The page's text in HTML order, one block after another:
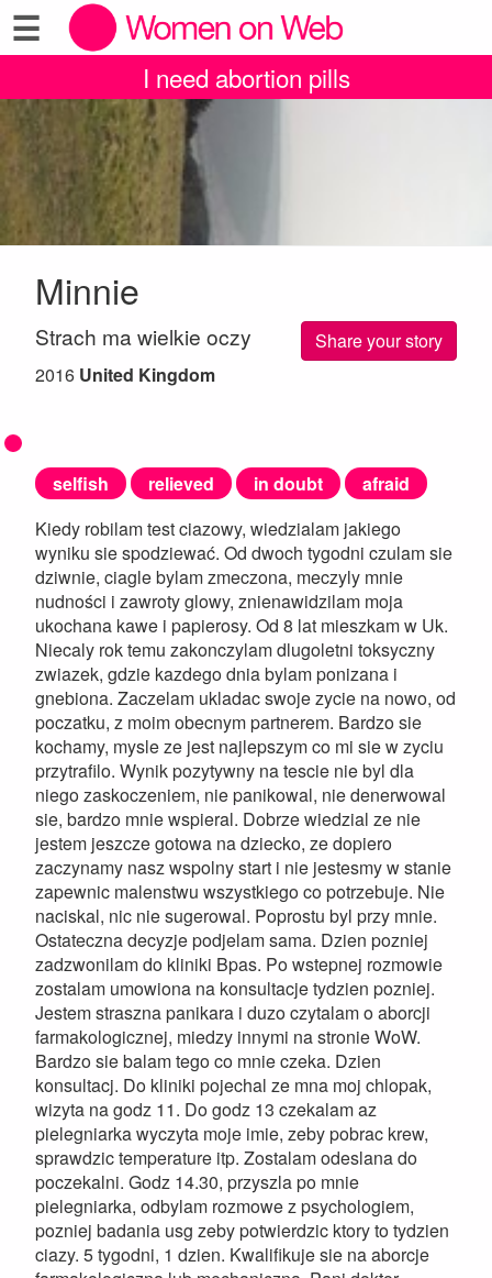
☰
I need abortion pills
Minnie
Share your story
Strach ma wielkie oczy
2016 United Kingdom
selfish relieved in doubt
afraid
Kiedy robilam test ciazowy, wiedzialam jakiego
wyniku sie spodziewać. Od dwoch tygodni czulam sie
dziwnie, ciagle bylam zmeczona, meczyly mnie
nudności i zawroty glowy, znienawidzilam moja
ukochana kawe i papierosy. Od 8 lat mieszkam w Uk.
Niecaly rok temu zakonczylam dlugoletni toksyczny
zwiazek, gdzie kazdego dnia bylam ponizana i
gnebiona. Zaczelam ukladac swoje zycie na nowo, od
poczatku, z moim obecnym partnerem. Bardzo sie
kochamy, mysle ze jest najlepszym co mi sie w zyciu
przytrafilo. Wynik pozytywny na tescie nie byl dla
niego zaskoczeniem, nie panikowal, nie denerwowal
sie, bardzo mnie wspieral. Dobrze wiedzial ze nie
jestem jeszcze gotowa na dziecko, ze dopiero
zaczynamy nasz wspolny start i nie jestesmy w stanie
zapewnic malenstwu wszystkiego co potrzebuje. Nie
naciskal, nic nie sugerowal. Poprostu byl przy mnie.
Ostateczna decyzje podjelam sama. Dzien pozniej
zadzwonilam do kliniki Bpas. Po wstepnej rozmowie
zostalam umowiona na konsultacje tydzien pozniej.
Jestem straszna panikara i duzo czytalam o aborcji
farmakologicznej, miedzy innymi na stronie WoW.
Bardzo sie balam tego co mnie czeka. Dzien
konsultacj. Do kliniki pojechal ze mna moj chlopak,
wizyta na godz 11. Do godz 13 czekalam az
pielegniarka wyczyta moje imie, zeby pobrac krew,
sprawdzic temperature itp. Zostalam odeslana do
poczekalni. Godz 14.30, przyszla po mnie
pielegniarka, odbylam rozmowe z psychologiem,
pozniej badania usg zeby potwierdzic ktory to tydzien
ciazy. 5 tygodni, 1 dzien. Kwalifikuje sie na aborcje